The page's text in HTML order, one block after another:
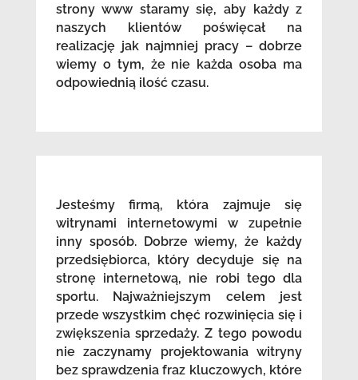
strony www staramy się, aby każdy z
naszych klientów poświęcał na
realizację jak najmniej pracy – dobrze
wiemy o tym, że nie każda osoba ma
odpowiednią ilość czasu.
Jesteśmy firmą, która zajmuje się
witrynami internetowymi w zupełnie
inny sposób. Dobrze wiemy, że każdy
przedsiębiorca, który decyduje się na
stronę internetową, nie robi tego dla
sportu. Najważniejszym celem jest
przede wszystkim chęć rozwinięcia się i
zwiększenia sprzedaży. Z tego powodu
nie zaczynamy projektowania witryny
bez sprawdzenia fraz kluczowych, które